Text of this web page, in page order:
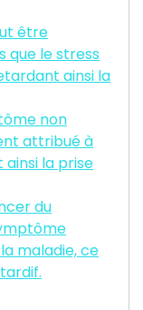
être
que le stress
ainsi la
non
attribué à
la prise
du
maladie, ce